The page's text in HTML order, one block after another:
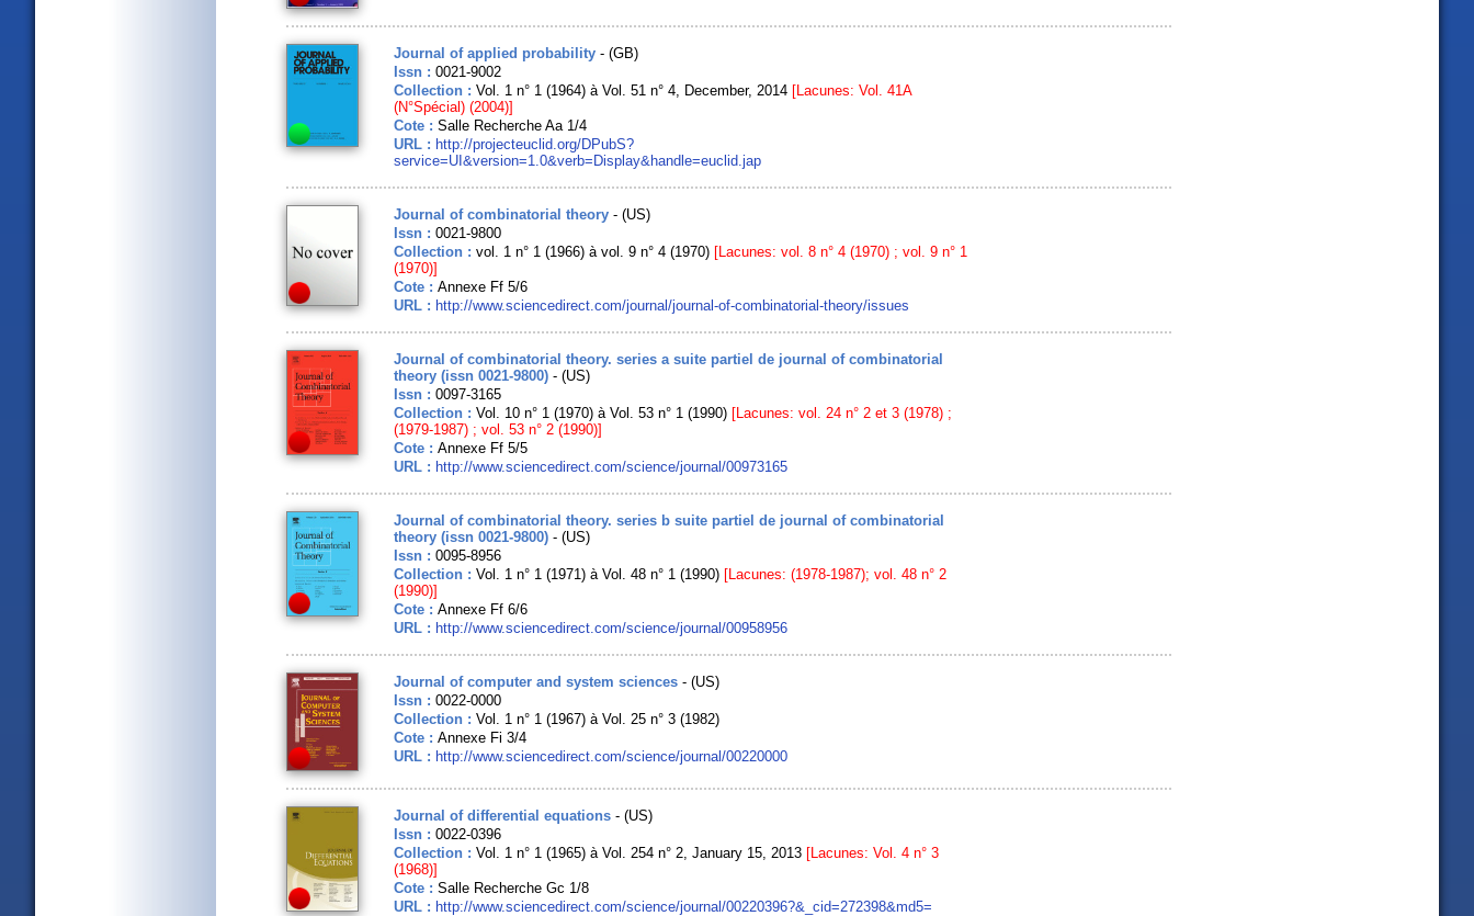
Journal of applied probability- (GB)
Issn : 0021-9002
Collection : Vol. 1 n° 1 (1964) à Vol. 51 n° 4, December, 2014 [Lacunes: Vol. 41A
(N°Spécial) (2004)]
Cote : Salle Recherche Aa 1/4
URL : http://projecteuclid.org/DPubS?
service=UI&version=1.0&verb=Display&handle=euclid.jap
Journal of combinatorial theory- (US)
Issn : 0021-9800
Collection : vol. 1 n° 1 (1966) à vol. 9 n° 4 (1970) [Lacunes: vol. 8 n° 4 (1970) ; vol. 9 n° 1
(1970)]
Cote : Annexe Ff 5/6
URL : http://www.sciencedirect.com/journal/journal-of-combinatorial-theory/issues
Journal of combinatorial theory. series a suite partiel de journal of combinatorial
theory (issn 0021-9800)- (US)
Issn : 0097-3165
Collection : Vol. 10 n° 1 (1970) à Vol. 53 n° 1 (1990) [Lacunes: vol. 24 n° 2 et 3 (1978) ;
(1979-1987) ; vol. 53 n° 2 (1990)]
Cote : Annexe Ff 5/5
URL : http://www.sciencedirect.com/science/journal/00973165
Journal of combinatorial theory. series b suite partiel de journal of combinatorial
theory (issn 0021-9800)- (US)
Issn : 0095-8956
Collection : Vol. 1 n° 1 (1971) à Vol. 48 n° 1 (1990) [Lacunes: (1978-1987); vol. 48 n° 2
(1990)]
Cote : Annexe Ff 6/6
URL : http://www.sciencedirect.com/science/journal/00958956
Journal of computer and system sciences- (US)
Issn : 0022-0000
Collection : Vol. 1 n° 1 (1967) à Vol. 25 n° 3 (1982)
Cote : Annexe Fi 3/4
URL : http://www.sciencedirect.com/science/journal/00220000
Journal of differential equations- (US)
Issn : 0022-0396
Collection : Vol. 1 n° 1 (1965) à Vol. 254 n° 2, January 15, 2013 [Lacunes: Vol. 4 n° 3
(1968)]
Cote : Salle Recherche Gc 1/8
URL : http://www.sciencedirect.com/science/journal/00220396?&_cid=272398&md5=